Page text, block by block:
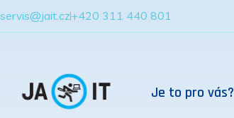
servis@jait.cz+420 311 440 801
Je to pro vás?